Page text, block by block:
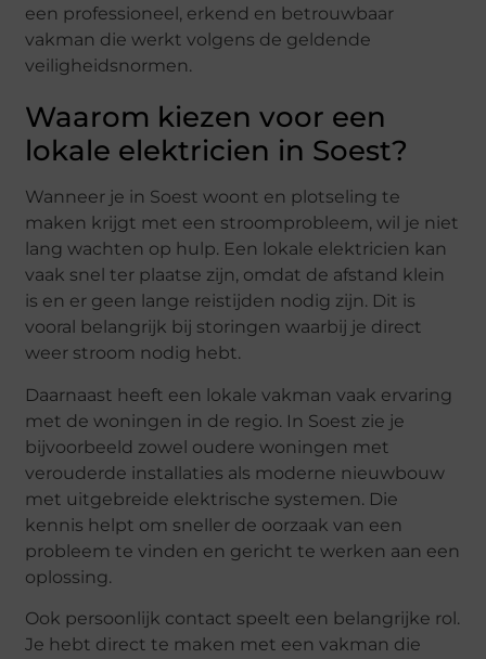
een professioneel, erkend en betrouwbaar
vakman die werkt volgens de geldende
veiligheidsnormen.
Waarom kiezen voor een
lokale elektricien in Soest?
Wanneer je in Soest woont en plotseling te
maken krijgt met een stroomprobleem, wil je niet
lang wachten op hulp. Een lokale elektricien kan
vaak snel ter plaatse zijn, omdat de afstand klein
is en er geen lange reistijden nodig zijn. Dit is
vooral belangrijk bij storingen waarbij je direct
weer stroom nodig hebt.
Daarnaast heeft een lokale vakman vaak ervaring
met de woningen in de regio. In Soest zie je
bijvoorbeeld zowel oudere woningen met
verouderde installaties als moderne nieuwbouw
met uitgebreide elektrische systemen. Die
kennis helpt om sneller de oorzaak van een
probleem te vinden en gericht te werken aan een
oplossing.
Ook persoonlijk contact speelt een belangrijke rol.
Je hebt direct te maken met een vakman die